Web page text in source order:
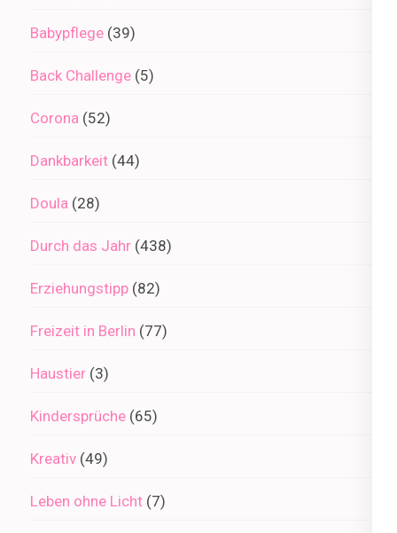
Babypflege (39)
Back Challenge (5)
Corona (52)
Dankbarkeit (44)
Doula (28)
Durch das Jahr (438)
Erziehungstipp (82)
Freizeit in Berlin (77)
Haustier (3)
Kindersprüche (65)
Kreativ (49)
Leben ohne Licht (7)